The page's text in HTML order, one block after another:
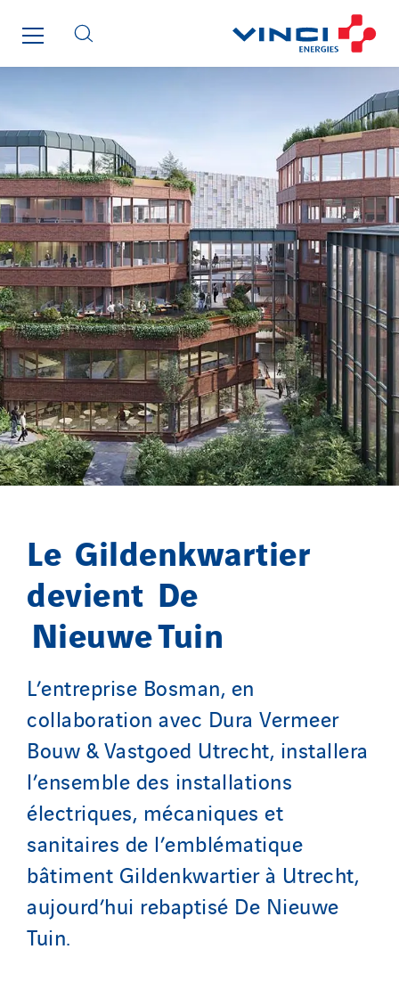
Le Gildenkwartier
devient De
Nieuwe Tuin
L’entreprise Bosman, en
collaboration avec Dura Vermeer
Bouw & Vastgoed Utrecht, installera
l’ensemble des installations
électriques, mécaniques et
sanitaires de l’emblématique
bâtiment Gildenkwartier à Utrecht,
aujourd’hui rebaptisé De Nieuwe
Tuin.
Schoro Electricité
Schuh Bodentechnik
SDEL Atlantis
SDEL Grand Ouest
SDEL Navis
SDEL Rouergue
SDEL Savoie Léman
SDEL Tertiaire
SDEL Transport
SDEL Transport Services
Sedam
SEDD
Service One Alliance
Seves
SKE-International
Smart Building Energies
Socalec
SparkEx® Funkenlöschanlagen
Strasser
Stroomverdeler
TelComTec
Telematic Solutions
TG Concept
Thermo Réfrigération
Tiab
Top Thermique
TranzCom
Travesset Beziers
Tunzini Antilles
Tunzini Grand Ouest